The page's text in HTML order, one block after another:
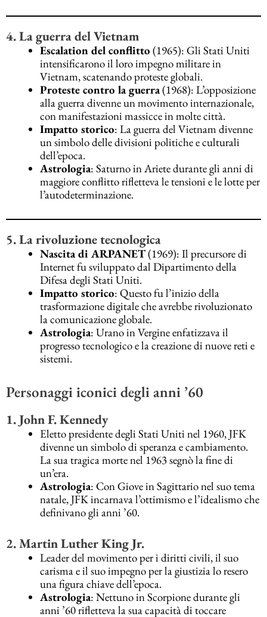
4. La guerra del Vietnam
Escalation del conflitto (1965): Gli Stati Uniti
intensificarono il loro impegno militare in
Vietnam, scatenando proteste globali.
Proteste contro la guerra(1968): L’opposizione
alla guerra divenne un movimento internazionale,
con manifestazioni massicce in molte città.
Impatto storico: La guerra del Vietnam divenne
un simbolo delle divisioni politiche e culturali
dell’epoca.
Astrologia: Saturno in Ariete durante gli anni di
maggiore conflitto rifletteva le tensioni e le lotte per
l’autodeterminazione.
5. La rivoluzione tecnologica
Nascita di ARPANET(1969): Il precursore di
Internet fu sviluppato dal Dipartimento della
Difesa degli Stati Uniti.
Impatto storico: Questo fu l’inizio della
trasformazione digitale che avrebbe rivoluzionato
la comunicazione globale.
Astrologia: Urano in Vergine enfatizzava il
progresso tecnologico e la creazione di nuove reti e
sistemi.
Personaggi iconici degli anni ’60
1. John F. Kennedy
Eletto presidente degli Stati Uniti nel 1960, JFK
divenne un simbolo di speranza e cambiamento.
La sua tragica morte nel 1963 segnò la fine di
un’era.
Astrologia: Con Giove in Sagittario nel suo tema
natale, JFK incarnava l’ottimismo e l’idealismo che
definivano gli anni ’60.
2. Martin Luther King Jr.
Leader del movimento per i diritti civili, il suo
carisma e il suo impegno per la giustizia lo resero
una figura chiave dell’epoca.
Astrologia: Nettuno in Scorpione durante gli
anni ’60 rifletteva la sua capacità di toccare